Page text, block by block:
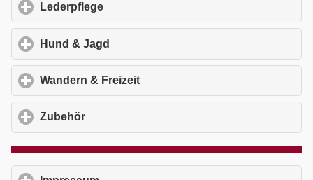
Lederpflege
Hund & Jagd
Wandern & Freizeit
Zubehör